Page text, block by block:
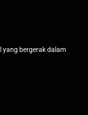
yang bergerak dalam